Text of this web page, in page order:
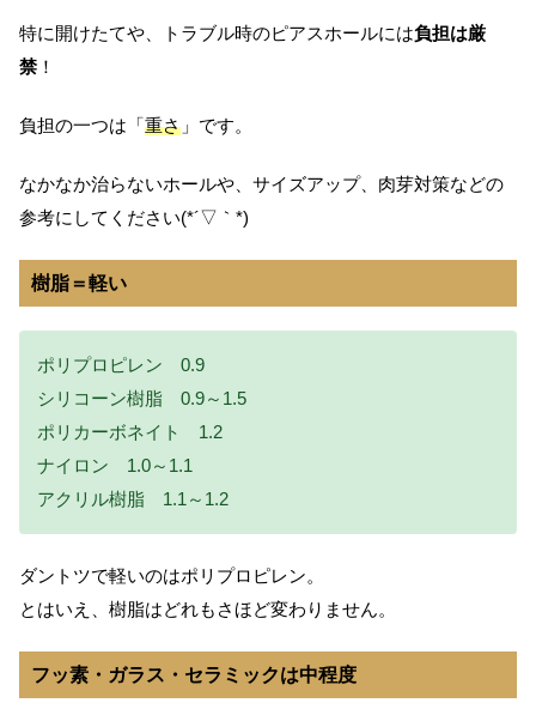
特に開けたてや、トラブル時のピアスホールには負担は厳
禁 ！
負担の一つは「重さ 」です。
なかなか治らないホールや、サイズアップ、肉芽対策などの
参考にしてください(*´▽｀*)
樹脂＝軽い
ポリプロピレン 0.9
シリコーン樹脂 0.9～1.5
ポリカーボネイト 1.2
ナイロン 1.0～1.1
アクリル樹脂 1.1～1.2
ダントツで軽いのはポリプロピレン。
とはいえ、樹脂はどれもさほど変わりません。
フッ素・ガラス・セラミックは中程度